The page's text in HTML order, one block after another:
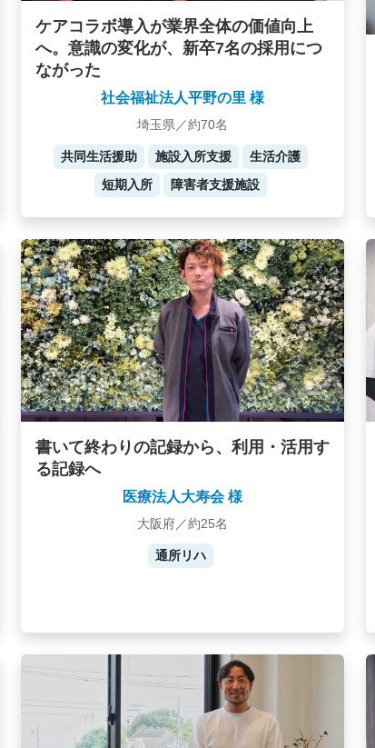
ケアコラボ導入が業界全体の価値向上
へ。意識の変化が、新卒7名の採用につ
ながった
社会福祉法人平野の里 様
埼玉県／約70名
共同生活援助 施設入所支援
生活介護
短期入所
障害者支援施設
書いて終わりの記録から、利用・活用す
る記録へ
医療法人大寿会 様
大阪府／約25名
通所リハ